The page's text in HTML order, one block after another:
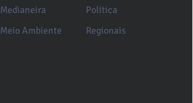
Medianeira
Meio Ambiente
Política
Regionais